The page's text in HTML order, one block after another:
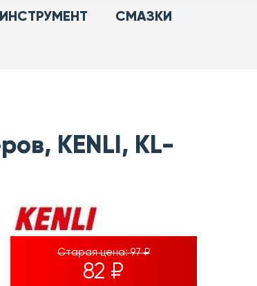
ИНСТРУМЕНТ СМАЗКИ
KENLI, KL-
Старая цена:97 ₽
82 ₽